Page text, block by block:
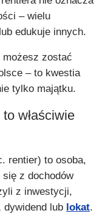
– wielu
edukuje innych.
możesz zostać
– to kwestia
tylko majątku.
właściwie
rentier) to osoba,
z dochodów
z inwestycji,
dywidend lub lokat.